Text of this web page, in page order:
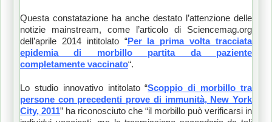
Questa constatazione ha anche destato l’attenzione delle
notizie mainstream, come l’articolo di Sciencemag.org
dell’aprile 2014 intitolato “Per la prima volta tracciata
epidemia di morbillo partita da paziente
completamente vaccinato“.
Lo studio innovativo intitolato “Scoppio di morbillo tra
persone con precedenti prove di immunità, New York
City, 2011” ha riconosciuto che “il morbillo può verificarsi in